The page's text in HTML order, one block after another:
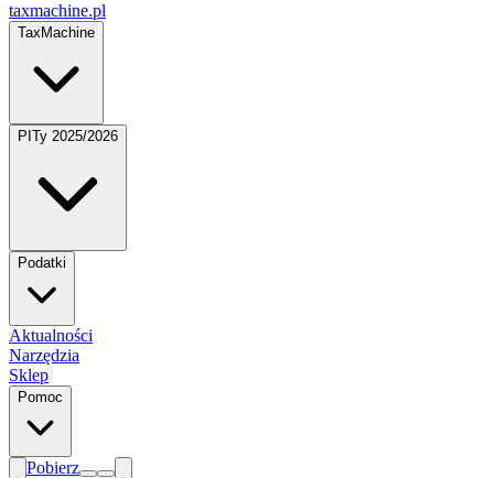
taxmachine.pl
TaxMachine
PITy 2025/2026
Podatki
Aktualności
Narzędzia
Sklep
Pomoc
Pobierz